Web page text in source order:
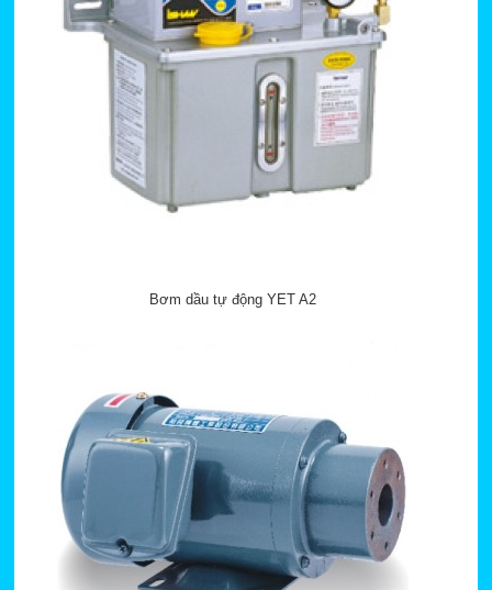
Bơm dầu tự động YET A2